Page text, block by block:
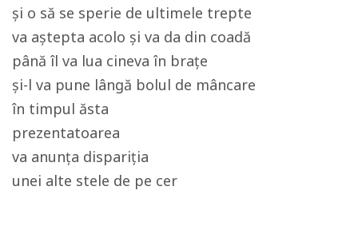
și o să se sperie de ultimele trepte
va aștepta acolo și va da din coadă
până îl va lua cineva în brațe
și-l va pune lângă bolul de mâncare
în timpul ăsta
prezentatoarea
va anunța dispariția
unei alte stele de pe cer